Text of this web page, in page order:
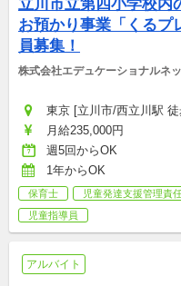
立川市立第四小学校内
お預かり事業「くるプ
員募集！
株式会社エデュケーショナルネ
東京 [立川市/西立川駅 徒
月給235,000円
週5回からOK
1年からOK
保育士 児童発達支援管理責
児童指導員
アルバイト